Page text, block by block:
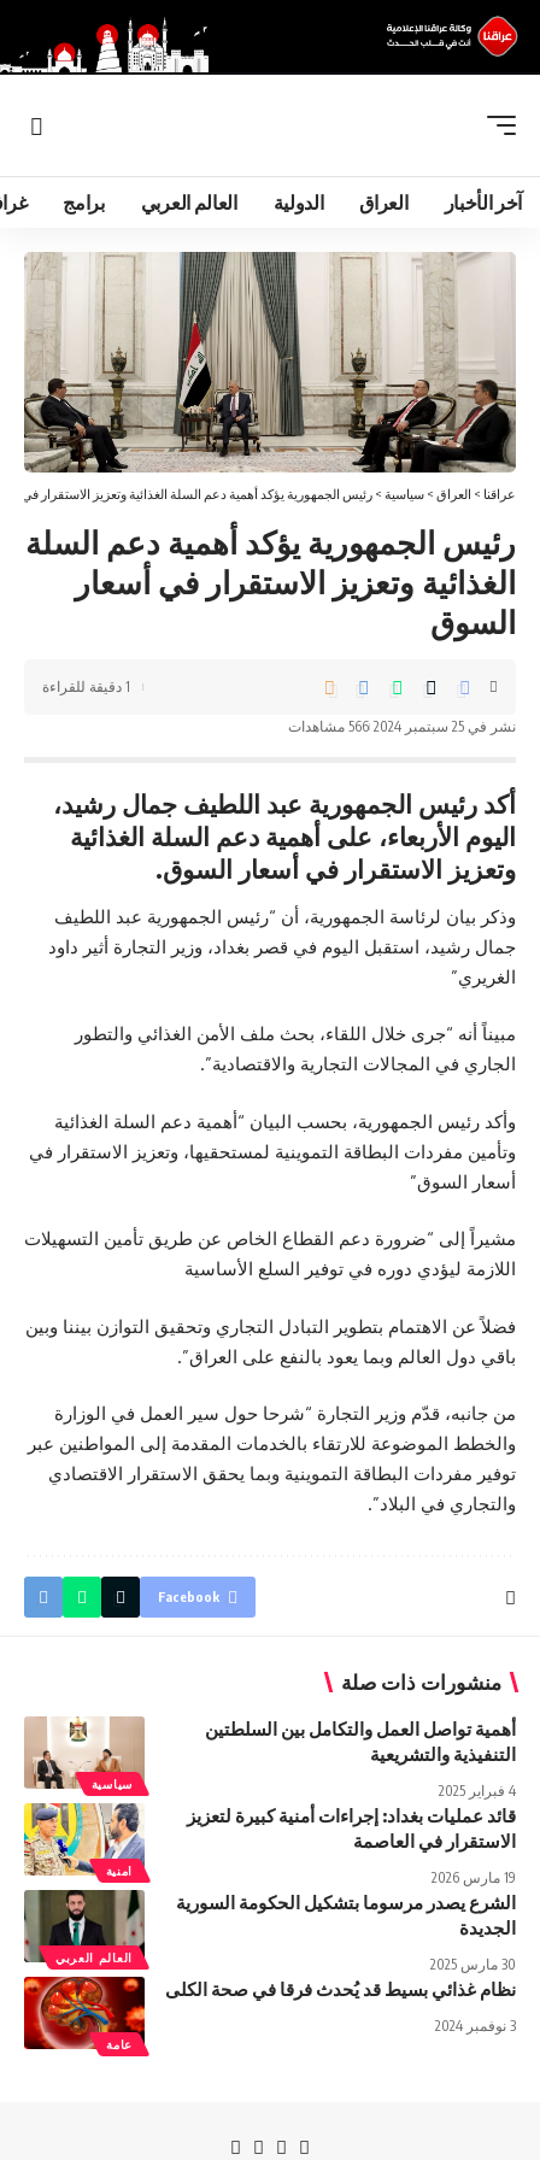
آخر الأخبار العراق الدولية العالم العربي برامج
عراقنا > العراق > سياسية > رئيس الجمهورية يؤكد أهمية دعم السلة الغذائية وتعزيز الاستقرار في
رئيس الجمهورية يؤكد أهمية دعم السلة
الغذائية وتعزيز الاستقرار في أسعار
السوق
نشر في 25 سبتمبر 2024 566 مشاهدات
1 دقيقة للقراءة
أكد رئيس الجمهورية عبد اللطيف جمال رشيد،
اليوم الأربعاء، على أهمية دعم السلة الغذائية
وتعزيز الاستقرار في أسعار السوق.
وذكر بيان لرئاسة الجمهورية، أن “رئيس الجمهورية عبد اللطيف
جمال رشيد، استقبل اليوم في قصر بغداد، وزير التجارة أثير داود
الغريري”
مبيناً أنه “جرى خلال اللقاء، بحث ملف الأمن الغذائي والتطور
الجاري في المجالات التجارية والاقتصادية”.
وأكد رئيس الجمهورية، بحسب البيان “أهمية دعم السلة الغذائية
وتأمين مفردات البطاقة التموينية لمستحقيها، وتعزيز الاستقرار في
أسعار السوق”
مشيراً إلى “ضرورة دعم القطاع الخاص عن طريق تأمين التسهيلات
اللازمة ليؤدي دوره في توفير السلع الأساسية
فضلاً عن الاهتمام بتطوير التبادل التجاري وتحقيق التوازن بيننا وبين
باقي دول العالم وبما يعود بالنفع على العراق”.
من جانبه، قدّم وزير التجارة “شرحا حول سير العمل في الوزارة
والخطط الموضوعة للارتقاء بالخدمات المقدمة إلى المواطنين عبر
توفير مفردات البطاقة التموينية وبما يحقق الاستقرار الاقتصادي
والتجاري في البلاد”.
Facebook
منشورات ذات صلة
سياسية
أهمية تواصل العمل والتكامل بين السلطتين
التنفيذية والتشريعية
4 فبراير 2025
امنية
قائد عمليات بغداد: إجراءات أمنية كبيرة لتعزيز
الاستقرار في العاصمة
19 مارس 2026
العالم العربي
الشرع يصدر مرسوما بتشكيل الحكومة السورية
الجديدة
30 مارس 2025
عامة
نظام غذائي بسيط قد يُحدث فرقا في صحة الكلى
3 نوفمبر 2024